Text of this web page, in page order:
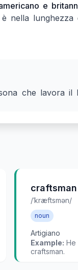
e
nella
che lavora
craftsman
/ˈkræftsmən/
noun
Artigiano
Example: He
craftsman.